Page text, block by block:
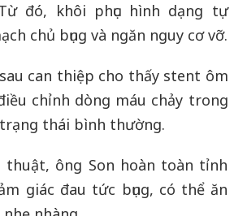
đó, khôi phục hình dạng tự
chủ bụng và ngăn nguy cơ vỡ.
can thiệp cho thấy stent ôm
chỉnh dòng máu chảy trong
thái bình thường.
thuật, ông Son hoàn toàn tỉnh
giác đau tức bụng, có thể ăn